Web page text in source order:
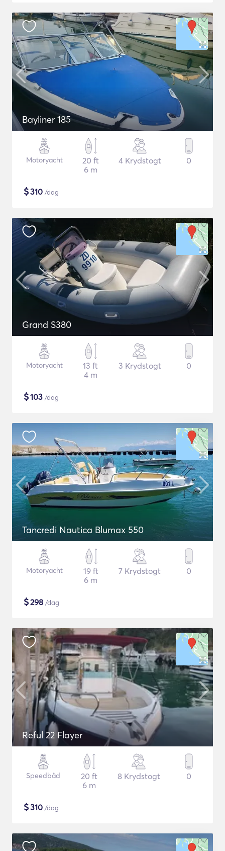
Bayliner 185
Motoryacht
20 ft
6 m
4 Krydstogt 0
$310 /dag
Grand S380
Motoryacht
13 ft
4 m
3 Krydstogt 0
$103 /dag
Tancredi Nautica Blumax 550
Motoryacht
19 ft
6 m
7 Krydstogt 0
$298 /dag
Reful 22 Flayer
Speedbåd
20 ft
6 m
8 Krydstogt 0
$310 /dag